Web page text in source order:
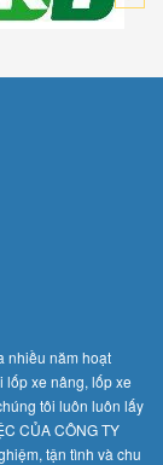
nhiều năm hoạt
lốp xe nâng, lốp xe
tôi luôn luôn lấy
CỦA CÔNG TY
tận tình và chu